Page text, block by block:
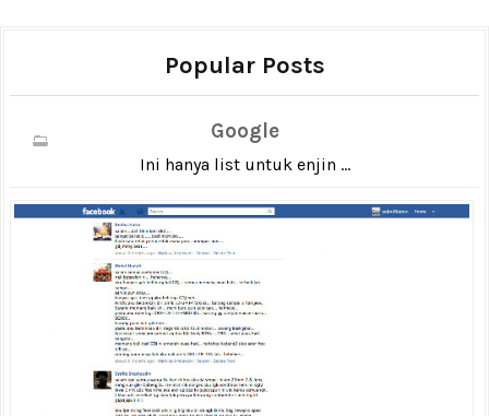
Popular Posts
Google
Ini hanya list untuk enjin ...